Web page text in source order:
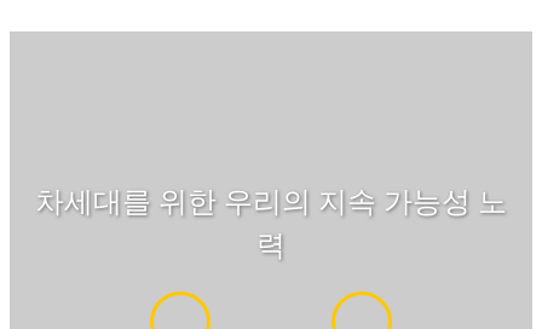
차세대를 위한 우리의 지속 가능성 노
력